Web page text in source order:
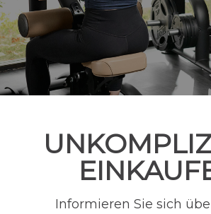
Informieren Sie sich